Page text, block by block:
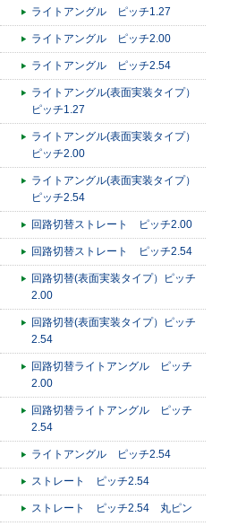
ライトアングル ピッチ1.27
ライトアングル ピッチ2.00
ライトアングル ピッチ2.54
ライトアングル(表面実装タイプ）
ピッチ1.27
ライトアングル(表面実装タイプ）
ピッチ2.00
ライトアングル(表面実装タイプ）
ピッチ2.54
回路切替ストレート ピッチ2.00
回路切替ストレート ピッチ2.54
回路切替(表面実装タイプ）ピッチ
2.00
回路切替(表面実装タイプ）ピッチ
2.54
回路切替ライトアングル ピッチ
2.00
回路切替ライトアングル ピッチ
2.54
ライトアングル ピッチ2.54
ストレート ピッチ2.54
ストレート ピッチ2.54 丸ピン